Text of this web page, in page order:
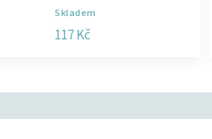
Skladem
117 Kč